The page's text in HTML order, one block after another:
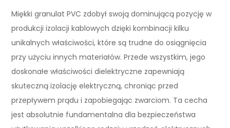
Miękki granulat PVC zdobył swoją dominującą pozycję w
produkcji izolacji kablowych dzięki kombinacji kilku
unikalnych właściwości, które są trudne do osiągnięcia
przy użyciu innych materiałów. Przede wszystkim, jego
doskonałe właściwości dielektryczne zapewniają
skuteczną izolację elektryczną, chroniąc przed
przepływem prądu i zapobiegając zwarciom. Ta cecha
jest absolutnie fundamentalna dla bezpieczeństwa